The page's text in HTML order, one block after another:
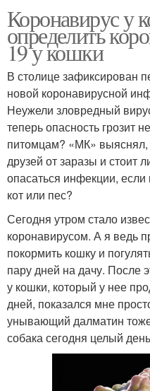
Коронавирус у
определить
19 у кошки
В столице зафиксирован
новой коронавирусной
Неужели зловредный
теперь опасность грозит
питомцам? «МК» выяснял,
друзей от заразы и стоит
опасаться инфекции,
кот или пес?
Сегодня утром стало
коронавирусом. А я ведь
покормить кошку и
пару дней на дачу. После
у кошки, который у нее
дней, показался мне
унывающий далматин
собака сегодня целый